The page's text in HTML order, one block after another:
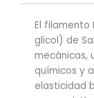
El filamento
glicol) de
mecánicas,
químicos y
elasticidad